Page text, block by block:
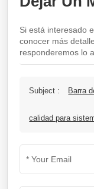
Si está interesado
conocer más
responderemos lo
Subject : Barra
calidad para